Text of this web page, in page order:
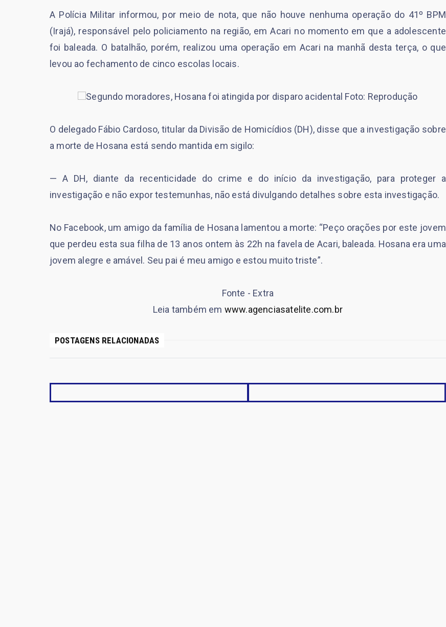
A Polícia Militar informou, por meio de nota, que não houve nenhuma operação do 41º BPM
(Irajá), responsável pelo policiamento na região, em Acari no momento em que a adolescente
foi baleada. O batalhão, porém, realizou uma operação em Acari na manhã desta terça, o que
levou ao fechamento de cinco escolas locais.
Segundo moradores, Hosana foi atingida por disparo acidental Foto: Reprodução
O delegado Fábio Cardoso, titular da Divisão de Homicídios (DH), disse que a investigação sobre
a morte de Hosana está sendo mantida em sigilo:
— A DH, diante da recenticidade do crime e do início da investigação, para proteger a
investigação e não expor testemunhas, não está divulgando detalhes sobre esta investigação.
No Facebook, um amigo da família de Hosana lamentou a morte: “Peço orações por este jovem
que perdeu esta sua filha de 13 anos ontem às 22h na favela de Acari, baleada. Hosana era uma
jovem alegre e amável. Seu pai é meu amigo e estou muito triste”.
Fonte - Extra
Leia também em www.agenciasatelite.com.br
POSTAGENS RELACIONADAS